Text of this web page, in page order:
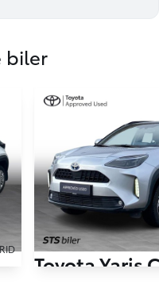
biler
Toyota Yaris